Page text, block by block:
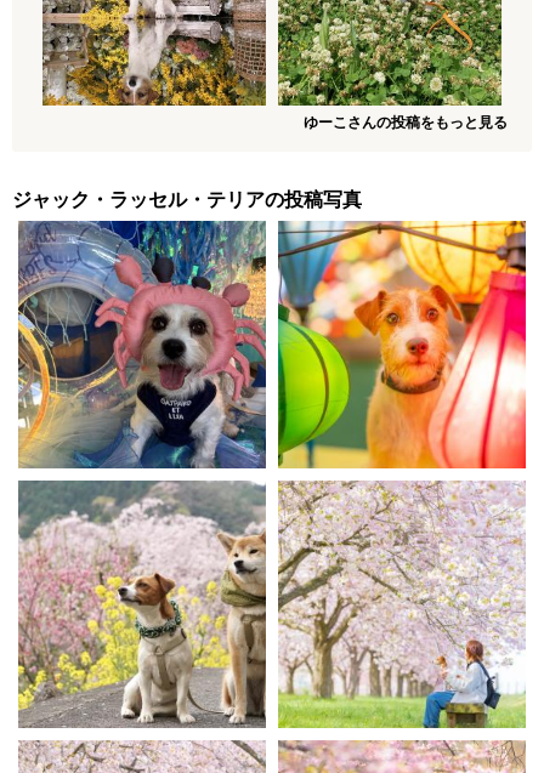
ゆーこさんの投稿をもっと見る
ジャック・ラッセル・テリアの投稿写真